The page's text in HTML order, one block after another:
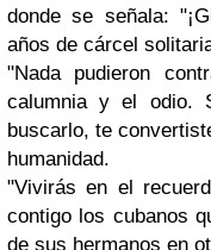
donde se señala:
años de cárcel
"Nada pudieron
calumnia y el odio.
buscarlo, te
humanidad.
"Vivirás en el
contigo los cubanos
de sus hermanos en